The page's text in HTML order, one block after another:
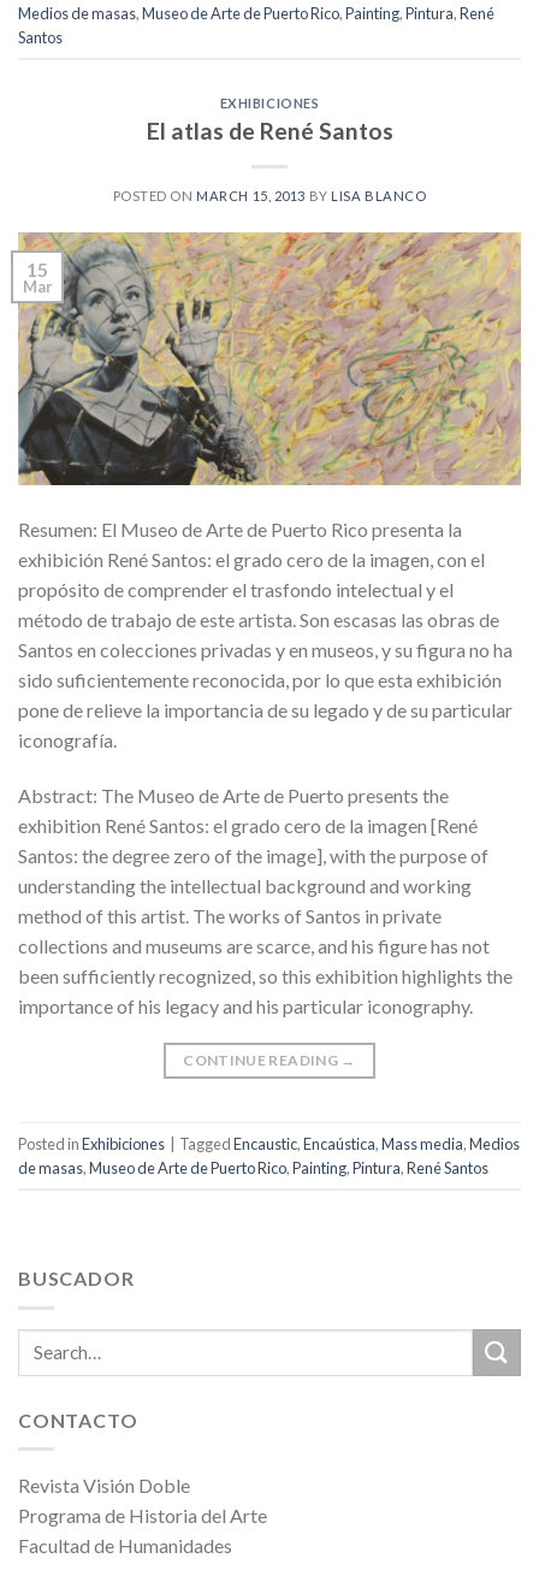
Medios de masas,Museo de Arte de Puerto Rico,Painting,Pintura,René
Santos
EXHIBICIONES
El atlas de René Santos
POSTED ON MARCH 15, 2013 BY LISA BLANCO
15
Mar
Resumen: El Museo de Arte de Puerto Rico presenta la
exhibición René Santos: el grado cero de la imagen, con el
propósito de comprender el trasfondo intelectual y el
método de trabajo de este artista. Son escasas las obras de
Santos en colecciones privadas y en museos, y su figura no ha
sido suficientemente reconocida, por lo que esta exhibición
pone de relieve la importancia de su legado y de su particular
iconografía.
Abstract: The Museo de Arte de Puerto presents the
exhibition René Santos: el grado cero de la imagen [René
Santos: the degree zero of the image], with the purpose of
understanding the intellectual background and working
method of this artist. The works of Santos in private
collections and museums are scarce, and his figure has not
been sufficiently recognized, so this exhibition highlights the
importance of his legacy and his particular iconography.
CONTINUE READING →
Posted inExhibiciones TaggedEncaustic,Encaústica,Mass media,Medios
de masas,Museo de Arte de Puerto Rico,Painting,Pintura,René Santos
BUSCADOR
CONTACTO
Revista Visión Doble
Programa de Historia del Arte
Facultad de Humanidades